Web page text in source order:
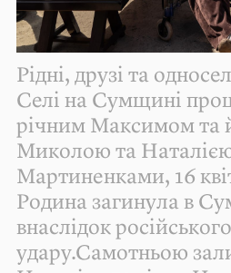
Рідні, друзі та
Селі на Сумщині
річним Максимом та
Миколою та
Мартиненками, 16
Родина загинула в
внаслідок
удару.Самотньою